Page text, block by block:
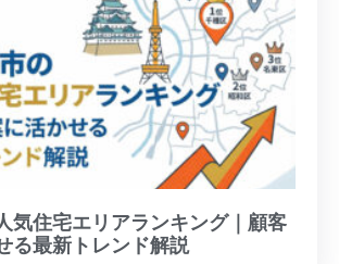
気住宅エリアランキング｜顧客
る最新トレンド解説